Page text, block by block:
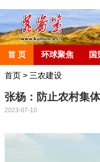
首 页 环球聚焦 国
首页> 三农建设
张杨：防止农村集
2023-07-10